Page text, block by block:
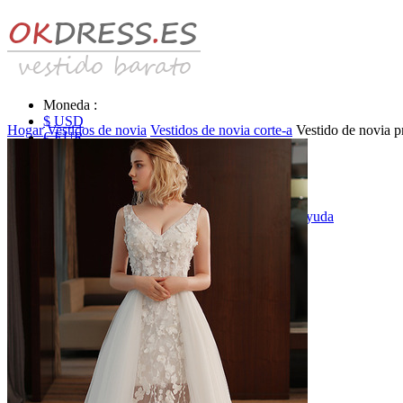
Moneda :
$ USD
€ EUR
$ CAD
Identificarse & Registrarse Obtener la contraseña Ayuda
Vestidos de novia
Vestido de novia liquidación y venta
Vestidos de novia vendimia
Hogar Vestidos de novia Vestidos de novia corte-a Vestido de novia